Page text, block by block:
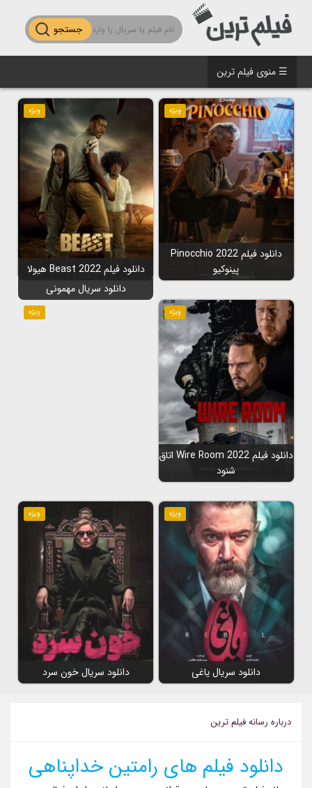
جستجو
☰ منوی فیلم ترین
ویژه
دانلود فیلم Pinocchio 2022
پینوکیو
ویژه
دانلود فیلم Beast 2022 هیولا
ویژه
دانلود فیلم Wire Room 2022 اتاق
شنود
ویژه
دانلود سریال مهمونی
ویژه
دانلود سریال یاغی
ویژه
دانلود سریال خون سرد
درباره رسانه فیلم ترین
دانلود فیلم های رامتین خداپناهی